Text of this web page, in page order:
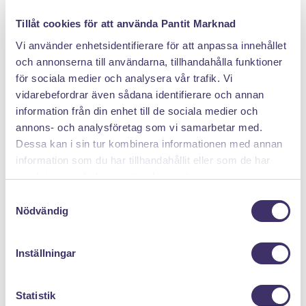
Tillåt cookies för att använda Pantit Marknad
Vi använder enhetsidentifierare för att anpassa innehållet
och annonserna till användarna, tillhandahålla funktioner
för sociala medier och analysera vår trafik. Vi
vidarebefordrar även sådana identifierare och annan
information från din enhet till de sociala medier och
annons- och analysföretag som vi samarbetar med.
Dessa kan i sin tur kombinera informationen med annan
information som du har tillhandahållit eller som de har
samlat in när du har använt deras tjänster.
Nödvändig
Inställningar
Statistik
DÄRFÖR SÄLJER DU MED PANTIT
Klicka hem en pantpåse